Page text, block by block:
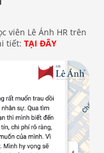
viên Lê Ánh HR trên
tiết: TẠI ĐÂY